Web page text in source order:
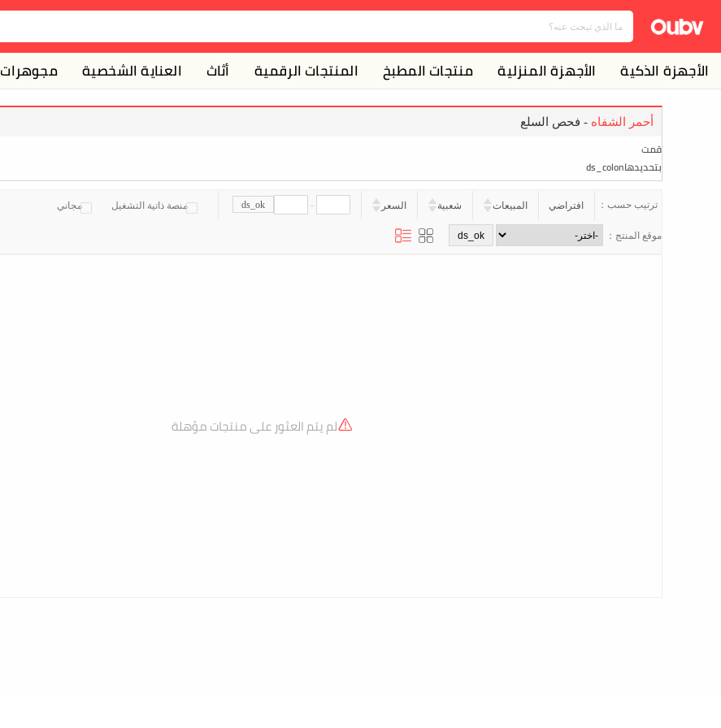
الأجهزة الذكية الأجهزة المنزلية منتجات المطبخ المنتجات الرقمية أثاث العناية الشخصية مجوهرات
أحمر الشفاه - فحص السلع
قمت
بتحديدهاds_colon
ترتيب حسب： افتراضي المبيعات شعبية السعر -
ds_ok منصة ذاتية التشغيل مجاني
موقع المنتج：
لم يتم العثور على منتجات مؤهلة